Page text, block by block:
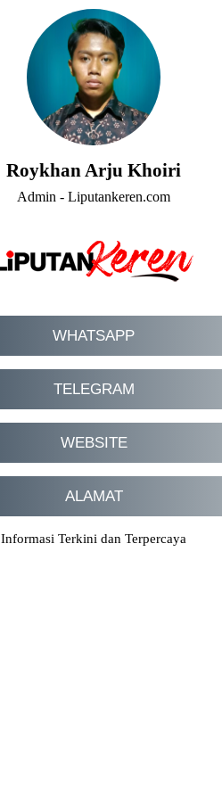
Roykhan Arju Khoiri
Admin - Liputankeren.com
WHATSAPP
TELEGRAM
WEBSITE
ALAMAT
Informasi Terkini dan Terpercaya